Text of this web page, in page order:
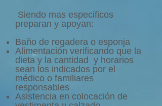
Siendo mas especificos
preparan y apoyan:
​Baño de regadera o esponja
Alimentación verificando que la
dieta y la cantidad y horarios
sean los indicados por el
médico o familiares
responsables
Asistencia en colocación de